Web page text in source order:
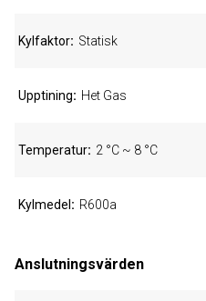
Kylfaktor Statisk
Upptining Het Gas
Temperatur 2 °C ~ 8 °C
Kylmedel R600a
Anslutningsvärden